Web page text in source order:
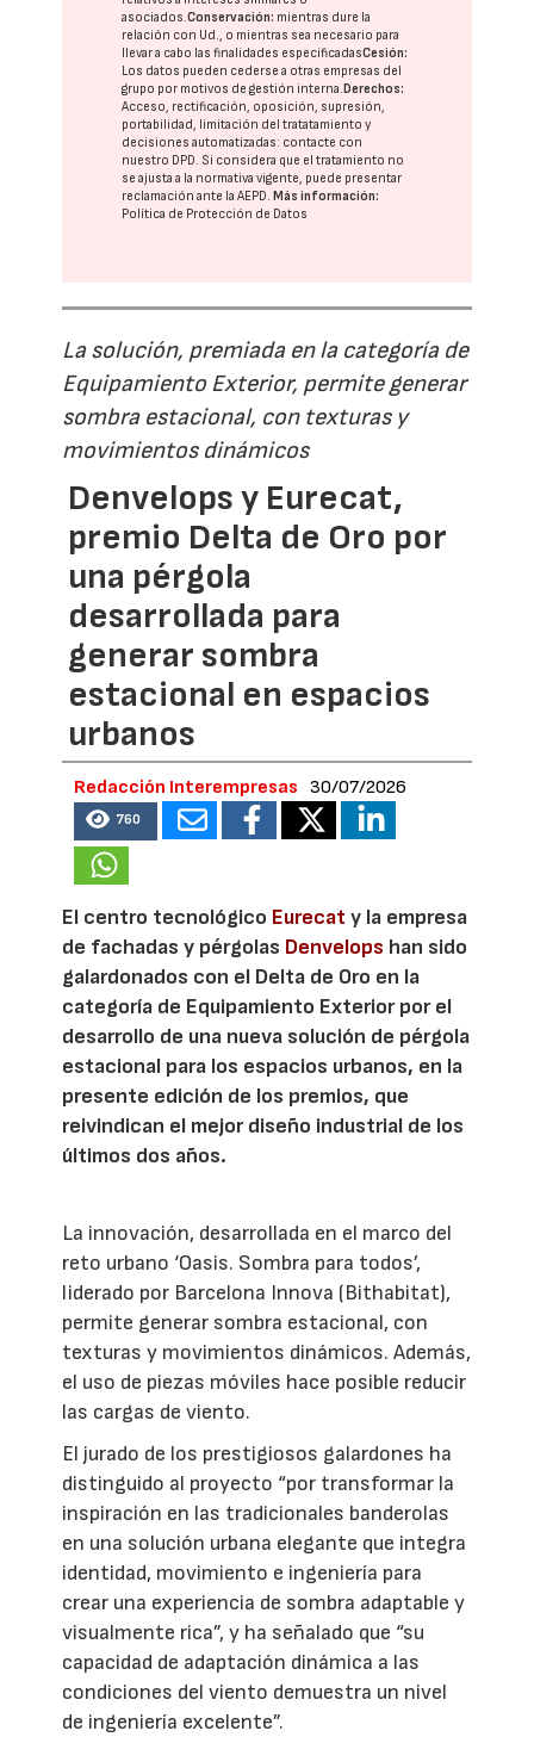
asociados.Conservación: mientras dure la
relación con Ud., o mientras sea necesario para
llevar a cabo las finalidades especificadasCesión:
Los datos pueden cederse a otras empresas del
grupo por motivos de gestión interna.Derechos:
Acceso, rectificación, oposición, supresión,
portabilidad, limitación del tratatamiento y
decisiones automatizadas: contacte con
nuestro DPD. Si considera que el tratamiento no
se ajusta a la normativa vigente, puede presentar
reclamación ante laAEPD.Más información:
Política de Protección de Datos
La solución, premiada en la categoría de
Equipamiento Exterior, permite generar
sombra estacional, con texturas y
movimientos dinámicos
Denvelops y Eurecat,
premio Delta de Oro por
una pérgola
desarrollada para
generar sombra
estacional en espacios
urbanos
Redacción Interempresas 30/07/2026
760
El centro tecnológico Eurecat y la empresa
de fachadas y pérgolas Denvelops han sido
galardonados con el Delta de Oro en la
categoría de Equipamiento Exterior por el
desarrollo de una nueva solución de pérgola
estacional para los espacios urbanos, en la
presente edición de los premios, que
reivindican el mejor diseño industrial de los
últimos dos años.
La innovación, desarrollada en el marco del
reto urbano ‘Oasis. Sombra para todos’,
liderado por Barcelona Innova (Bithabitat),
permite generar sombra estacional, con
texturas y movimientos dinámicos. Además,
el uso de piezas móviles hace posible reducir
las cargas de viento.
El jurado de los prestigiosos galardones ha
distinguido al proyecto “por transformar la
inspiración en las tradicionales banderolas
en una solución urbana elegante que integra
identidad, movimiento e ingeniería para
crear una experiencia de sombra adaptable y
visualmente rica”, y ha señalado que “su
capacidad de adaptación dinámica a las
condiciones del viento demuestra un nivel
de ingeniería excelente”.